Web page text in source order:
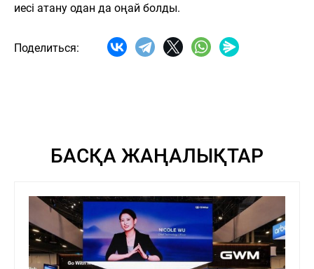
иесі атану одан да оңай болды.
Поделиться:
БАСҚА ЖАҢАЛЫҚТАР